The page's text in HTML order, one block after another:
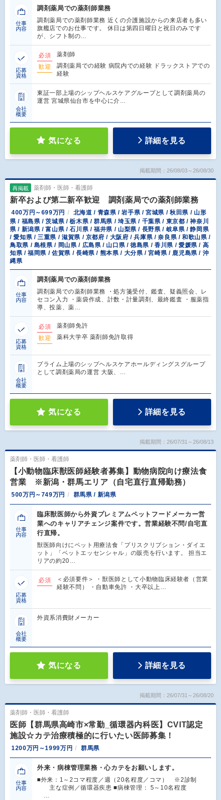
仕事
内容
調剤薬局での薬剤師業務
調剤薬局での薬剤師業務 近くの介護施設からの来店者も多い
旗艦店でのお仕事です。 休日は第四日曜日と祝日のみです
が、シフト制の…
応募
資格
必須
薬剤師
歓迎
調剤薬局での経験 病院内での経験 ドラックストアでの
経験
会社
概要
東証一部上場のシップヘルスケアグループとして調剤薬局の
運営 宮城県仙台市を中心に介…
気になる 詳細を見る
掲載期間：26/08/03～26/08/30
再掲載 薬剤師・医師・看護師
新卒および第二新卒歓迎 調剤薬局での薬剤師業務
400万円～699万円
北海道 / 青森県 / 岩手県 / 宮城県 / 秋田県 / 山形
県 / 福島県 / 茨城県 / 栃木県 / 群馬県 / 埼玉県 / 千葉県 / 東京都 / 神奈川
県 / 新潟県 / 富山県 / 石川県 / 福井県 / 山梨県 / 長野県 / 岐阜県 / 静岡県
/ 愛知県 / 三重県 / 滋賀県 / 京都府 / 大阪府 / 兵庫県 / 奈良県 / 和歌山県 /
鳥取県 / 島根県 / 岡山県 / 広島県 / 山口県 / 徳島県 / 香川県 / 愛媛県 / 高
知県 / 福岡県 / 佐賀県 / 長崎県 / 熊本県 / 大分県 / 宮崎県 / 鹿児島県 / 沖
縄県
仕事
内容
調剤薬局での薬剤師業務
調剤薬局での薬剤師業務 ・処方箋受付、鑑査、疑義照会、レ
セコン入力 ・薬袋作成、計数・計量調剤、最終鑑査 ・服薬指
導、投薬、薬…
応募
資格
必須
薬剤師免許
歓迎
薬科大学卒 薬剤師免許取得
会社
概要
プライム上場のシップヘルスケアホールディングスグループ
として調剤薬局の運営 大阪、…
気になる 詳細を見る
掲載期間：26/07/31～26/08/13
薬剤師・医師・看護師
【小動物臨床獣医師経験者募集】動物病院向け療法食
営業 ※新潟・群馬エリア（自宅直行直帰勤務）
500万円～749万円 群馬県 / 新潟県
仕事
内容
臨床獣医師から外資プレミアムペットフードメーカー営
業へのキャリアチェンジ案件です。営業経験不問/自宅直
行直帰。
獣医師向けにペット用療法食「プリスクリプション・ダイエ
ット」「ベットエッセンシャル」の販売を行います。 担当エ
リアの約20…
応募
資格
必須
＜必須要件＞ ・獣医師として小動物臨床経験者（営業
経験不問） ・自動車免許 ・大卒以上…
会社
概要
外資系消費財メーカー
気になる 詳細を見る
掲載期間：26/07/31～26/08/20
薬剤師・医師・看護師
医師【群馬県高崎市×常勤_循環器内科医】CVIT認定
施設☆カテ治療積極的に行いたい医師募集！
1200万円～1999万円 群馬県
仕事
内容
外来・病棟管理業務・心カテをお願いします。
■外来：1～2コマ程度／週（20名程度／コマ） ※2診制
主な症例／循環器疾患 ■病棟管理： 5～10名程度
…